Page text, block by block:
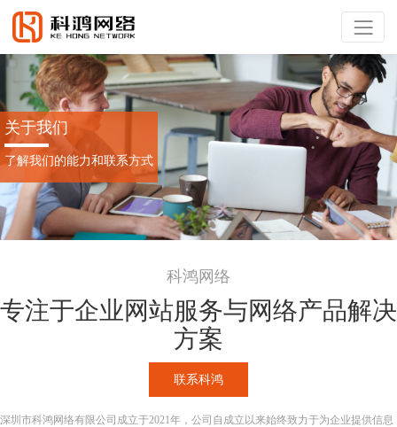
关于我们
了解我们的能力和联系方式
科鸿网络
专注于企业网站服务与网络产品解决
方案
联系科鸿
深圳市科鸿网络有限公司成立于2021年，公司自成立以来始终致力于为企业提供信息